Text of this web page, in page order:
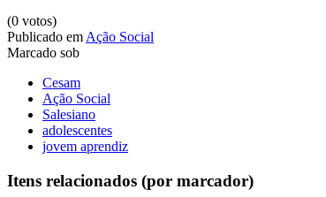
(0 votos)
Publicado em Ação Social
Marcado sob
Cesam
Ação Social
Salesiano
adolescentes
jovem aprendiz
Itens relacionados (por marcador)